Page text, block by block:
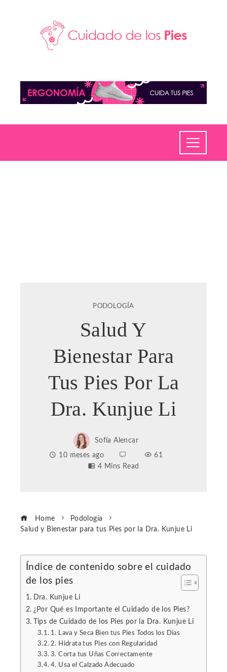
PODOLOGÍA
Salud Y
Bienestar Para
Tus Pies Por La
Dra. Kunjue Li
Sofía Alencar
10 meses ago
61
4 Mins Read
Home
Podología
Salud y Bienestar para tus Pies por la Dra. Kunjue Li
Índice de contenido sobre el cuidado
de los pies
Dra. Kunjue Li
¿Por Qué es Importante el Cuidado de los Pies?
Tips de Cuidado de los Pies por la Dra. Kunjue Li
1. Lava y Seca Bien tus Pies Todos los Días
2. Hidrata tus Pies con Regularidad
3. Corta tus Uñas Correctamente
4. Usa el Calzado Adecuado